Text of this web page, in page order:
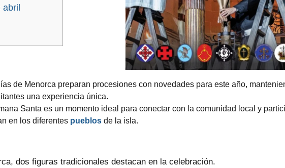
abril
de Menorca preparan procesiones con novedades para este año,
una experiencia única.
Santa es un momento ideal para conectar con la comunidad local y
en los diferentes pueblos de la isla.
dos figuras tradicionales destacan en la celebración.